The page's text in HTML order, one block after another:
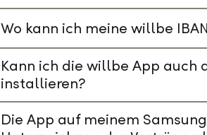
Wo kann ich meine willbe
Kann ich die willbe App auch
installieren?
Die App auf meinem